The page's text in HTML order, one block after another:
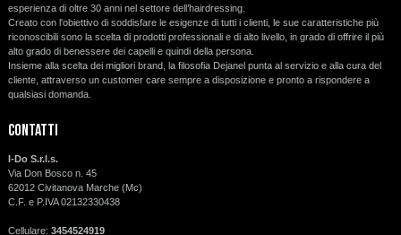
esperienza di oltre 30 anni nel settore dell’hairdressing.
Creato con l'obiettivo di soddisfare le esigenze di tutti i clienti, le sue caratteristiche più
riconoscibili sono la scelta di prodotti professionali e di alto livello, in grado di offrire il più
alto grado di benessere dei capelli e quindi della persona.
Insieme alla scelta dei migliori brand, la filosofia Dejanel punta al servizio e alla cura del
cliente, attraverso un customer care sempre a disposizione e pronto a rispondere a
qualsiasi domanda.
Contatti
I-Do S.r.l.s.
Via Don Bosco n. 45
62012 Civitanova Marche (Mc)
C.F. e P.IVA 02132330438
Cellulare: 3454524919